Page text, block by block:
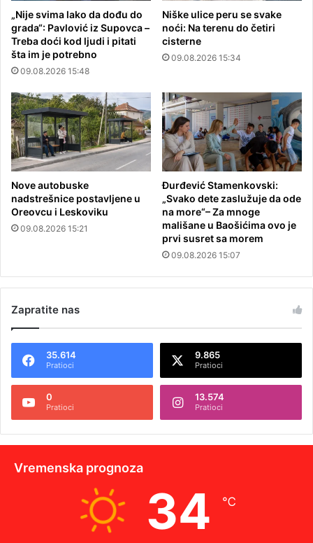
„Nije svima lako da dođu do
grada“: Pavlović iz Supovca –
Treba doći kod ljudi i pitati
šta im je potrebno
09.08.2026 15:48
Niške ulice peru se svake
noći: Na terenu do četiri
cisterne
09.08.2026 15:34
Nove autobuske
nadstrešnice postavljene u
Oreovcu i Leskoviku
09.08.2026 15:21
Đurđević Stamenkovski:
„Svako dete zaslužuje da ode
na more“– Za mnoge
mališane u Baošićima ovo je
prvi susret sa morem
09.08.2026 15:07
Zapratite nas
35.614
Pratioci
9.865
Pratioci
0
Pratioci
13.574
Pratioci
Vremenska prognoza
34 ℃